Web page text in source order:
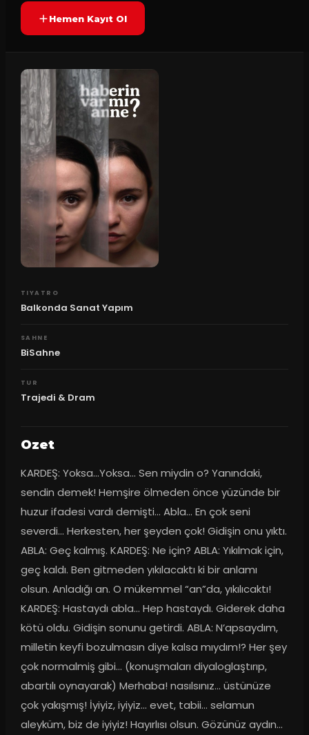
Hemen Kayıt Ol
TIYATRO
Balkonda Sanat Yapım
SAHNE
BiSahne
TUR
Trajedi & Dram
Ozet
KARDEŞ: Yoksa...Yoksa... Sen miydin o? Yanındaki,
sendin demek! Hemşire ölmeden önce yüzünde bir
huzur ifadesi vardı demişti... Abla... En çok seni
severdi... Herkesten, her şeyden çok! Gidişin onu yıktı.
ABLA: Geç kalmış. KARDEŞ: Ne için? ABLA: Yıkılmak için,
geç kaldı. Ben gitmeden yıkılacaktı ki bir anlamı
olsun. Anladığı an. O mükemmel “an”da, yıkılıcaktı!
KARDEŞ: Hastaydı abla... Hep hastaydı. Giderek daha
kötü oldu. Gidişin sonunu getirdi. ABLA: N’apsaydım,
milletin keyfi bozulmasın diye kalsa mıydım!? Her şey
çok normalmiş gibi... (konuşmaları diyaloglaştırıp,
abartılı oynayarak) Merhaba! nasılsınız... üstünüze
çok yakışmış! İyiyiz, iyiyiz... evet, tabii... selamun
aleyküm, biz de iyiyiz! Hayırlısı olsun. Gözünüz aydın...